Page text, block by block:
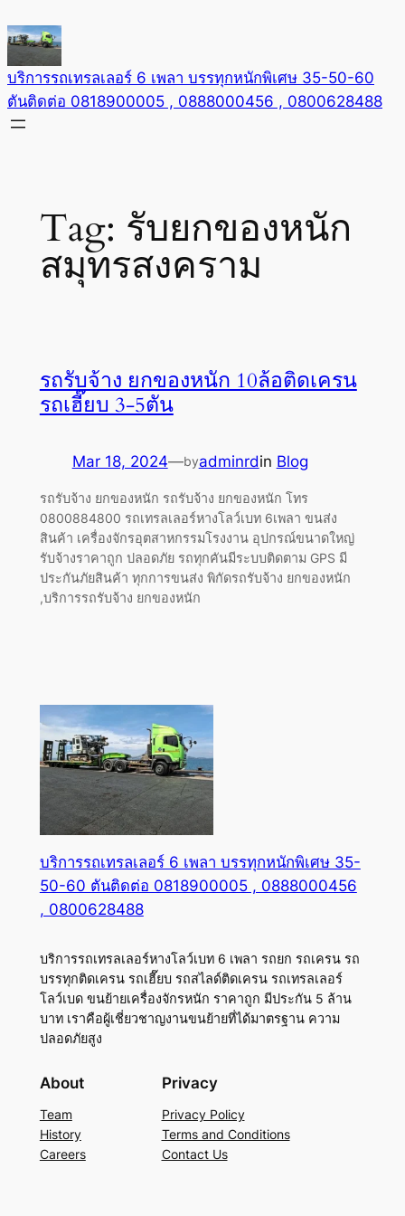
to
content
บริการรถเทรลเลอร์ 6 เพลา บรรทุกหนักพิเศษ 35-50-60
ตันติดต่อ 0818900005 , 0888000456 , 0800628488
Tag: รับยกของหนัก
สมุทรสงคราม
รถรับจ้าง ยกของหนัก 10ล้อติดเครน
รถเฮี๊ยบ 3-5ตัน
Mar 18, 2024—byadminrdin Blog
รถรับจ้าง ยกของหนัก รถรับจ้าง ยกของหนัก โทร
0800884800 รถเทรลเลอร์หางโลว์เบท 6เพลา ขนส่ง
สินค้า เครื่องจักรอุตสาหกรรมโรงงาน อุปกรณ์ขนาดใหญ่
รับจ้างราคาถูก ปลอดภัย รถทุกคันมีระบบติดตาม GPS มี
ประกันภัยสินค้า ทุกการขนส่ง พิกัดรถรับจ้าง ยกของหนัก
,บริการรถรับจ้าง ยกของหนัก
บริการรถเทรลเลอร์ 6 เพลา บรรทุกหนักพิเศษ 35-
50-60 ตันติดต่อ 0818900005 , 0888000456
, 0800628488
บริการรถเทรลเลอร์หางโลว์เบท 6 เพลา รถยก รถเครน รถ
บรรทุกติดเครน รถเฮี๊ยบ รถสไลด์ติดเครน รถเทรลเลอร์
โลว์เบด ขนย้ายเครื่องจักรหนัก ราคาถูก มีประกัน 5 ล้าน
บาท เราคือผู้เชี่ยวชาญงานขนย้ายที่ได้มาตรฐาน ความ
ปลอดภัยสูง
About
Team
History
Careers
Privacy
Privacy Policy
Terms and Conditions
Contact Us